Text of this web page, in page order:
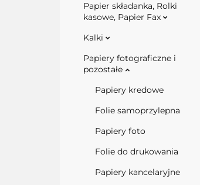
Papier składanka, Rolki
kasowe, Papier Fax
Kalki
Papiery fotograficzne i
pozostałe
Papiery kredowe
Folie samoprzylepna
Papiery foto
Folie do drukowania
Papiery kancelaryjne